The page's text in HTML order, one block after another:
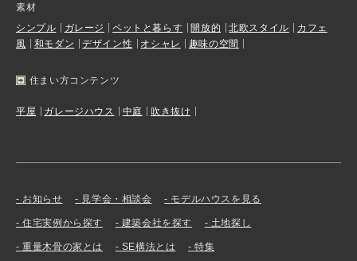
素材
シンプル
ガレージ ペットと暮らす 開放的 北欧スタイル
カフェ
風
和モダン デザイン性 オシャレ 趣味の空間
住まい方コンテンツ
平屋 ガレージハウス 中庭 吹き抜け
お知らせ 見学会・相談会 モデルハウスを見る
住宅実例から探す 建築会社を探す 土地探し
重量木骨の家とは SE構法とは 特集